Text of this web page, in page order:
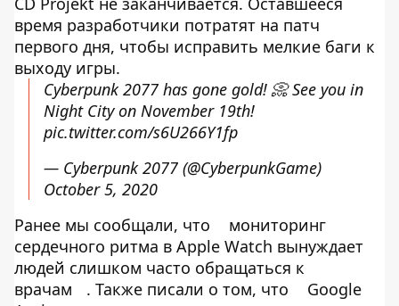
время разработчики потратят на патч
первого дня, чтобы исправить мелкие баги к
выходу игры.
Cyberpunk 2077 has gone gold! 📀 See you in
Night City on November 19th!
pic.twitter.com/s6U266Y1fp
— Cyberpunk 2077 (@CyberpunkGame)
October 5, 2020
Ранее мы сообщали, что
мониторинг
сердечного ритма в Apple Watch вынуждает
людей слишком часто обращаться к
врачам
. Также писали о том, что
Google